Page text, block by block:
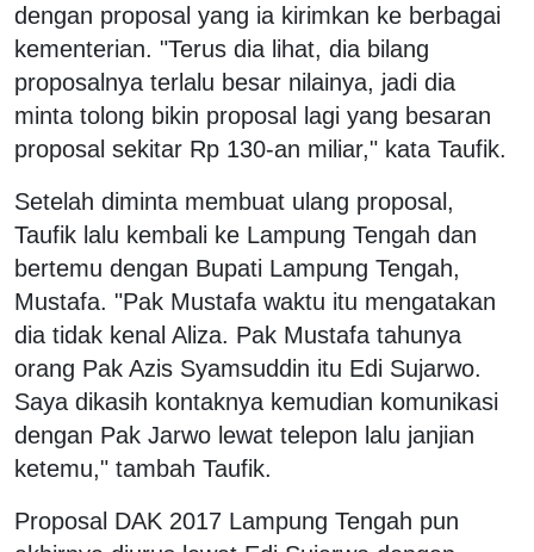
dengan proposal yang ia kirimkan ke berbagai
kementerian. "Terus dia lihat, dia bilang
proposalnya terlalu besar nilainya, jadi dia
minta tolong bikin proposal lagi yang besaran
proposal sekitar Rp 130-an miliar," kata Taufik.
Setelah diminta membuat ulang proposal,
Taufik lalu kembali ke Lampung Tengah dan
bertemu dengan Bupati Lampung Tengah,
Mustafa. "Pak Mustafa waktu itu mengatakan
dia tidak kenal Aliza. Pak Mustafa tahunya
orang Pak Azis Syamsuddin itu Edi Sujarwo.
Saya dikasih kontaknya kemudian komunikasi
dengan Pak Jarwo lewat telepon lalu janjian
ketemu," tambah Taufik.
Proposal DAK 2017 Lampung Tengah pun